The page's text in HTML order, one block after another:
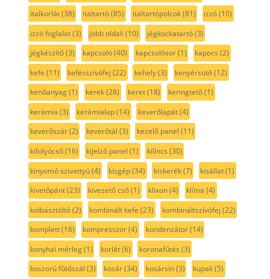
italkorlát(38) italtartó(85) italtartópolcok(81) izzó(10)
izzó foglalat(3) jobb oldali (10) jégkockatartó(3)
jégkészítő(3) kapcsoló(40) kapcsolósor(1) kapocs (2)
kefe (11) kefésszívófej (22) kehely(3) kenyérsütő(12)
kenőanyag(1) kerek(28) keret(18) keringtető(1)
kerámia (3) kerámialap(14) keverőlapát(4)
keverőszár(2) keverőtál (3) kezelő panel (11)
kifolyócső(16) kijelző panel (1) kilincs (30)
kinyomó szivattyú(4) kisgép(34) kiskerék(7) kisállat(1)
kivetőpánt(23) kivezető cső(1) klixon(4) klíma (4)
kolbásztöltő(2) kombinált kefe (23) kombináltszívófej (22)
komplett(16) kompresszor(4) kondenzátor(14)
konyhai mérleg(1) korlát(6) koronafűtés (3)
koszorú fűtőszál (3) kosár(34) kosársín(3) kupak(5)